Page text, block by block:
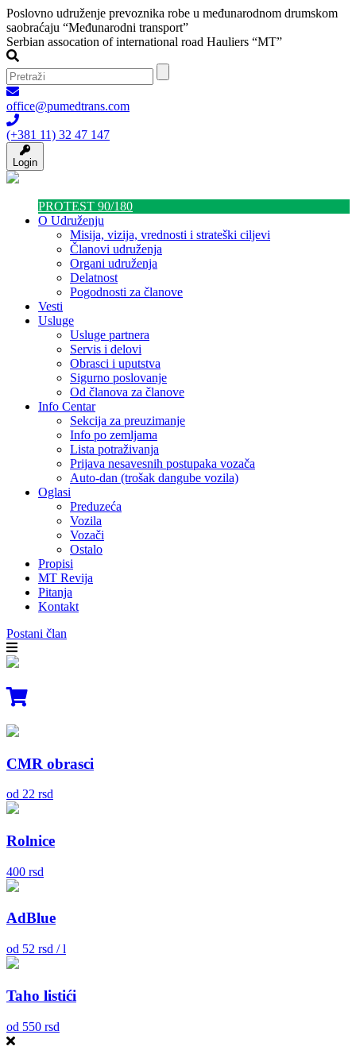
Poslovno udruženje prevoznika robe u međunarodnom drumskom
saobraćaju “Međunarodni transport”
Serbian assocation of international road Hauliers “MT”
office@pumedtrans.com
(+381 11) 32 47 147
Login
PROTEST 90/180
O Udruženju
Misija, vizija, vrednosti i strateški ciljevi
Članovi udruženja
Organi udruženja
Delatnost
Pogodnosti za članove
Vesti
Usluge
Usluge partnera
Servis i delovi
Obrasci i uputstva
Sigurno poslovanje
Od članova za članove
Info Centar
Sekcija za preuzimanje
Info po zemljama
Lista potraživanja
Prijava nesavesnih postupaka vozača
Auto-dan (trošak dangube vozila)
Oglasi
Preduzeća
Vozila
Vozači
Ostalo
Propisi
MT Revija
Pitanja
Kontakt
Postani član
CMR obrasci
od 22 rsd
Rolnice
400 rsd
AdBlue
od 52 rsd / l
Taho listići
od 550 rsd